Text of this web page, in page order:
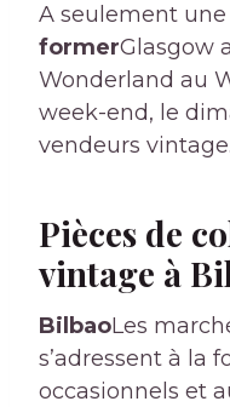
A seulement
formerGlasgow
Wonderland au
week-end, le
vendeurs vintage.
Pièces de
vintage à
BilbaoLes
s’adressent à la
occasionnels et